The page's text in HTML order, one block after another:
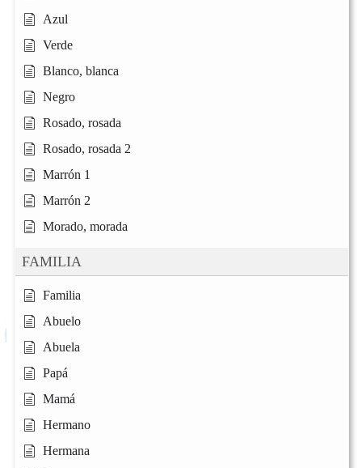
Azul
Verde
Blanco, blanca
Negro
Rosado, rosada
Rosado, rosada 2
Marrón 1
Marrón 2
Morado, morada
FAMILIA
Familia
Abuelo
Abuela
Papá
Mamá
Hermano
Hermana